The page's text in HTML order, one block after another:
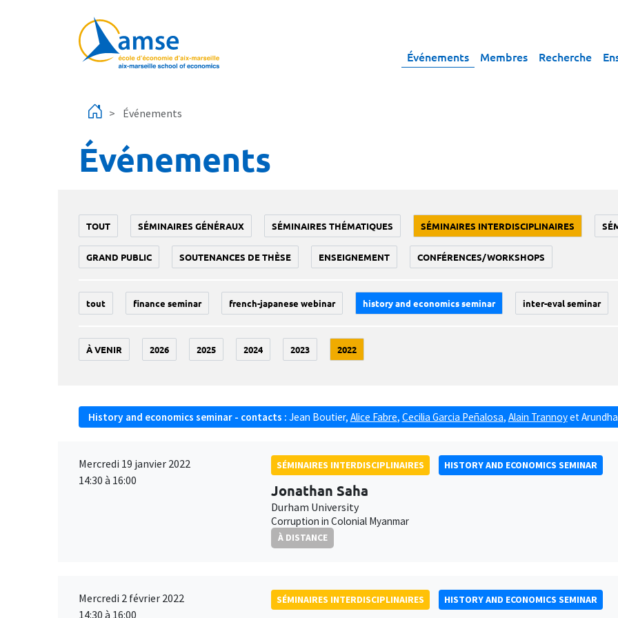
Événements Membres Recherche
Événements
Événements
TOUT SÉMINAIRES GÉNÉRAUX SÉMINAIRES THÉMATIQUES SÉMINAIRES INTERDISCIPLINAIRES
GRAND PUBLIC SOUTENANCES DE THÈSE ENSEIGNEMENT CONFÉRENCES/WORKSHOPS
tout finance seminar french-japanese webinar history and economics seminar inter-eval seminar
À VENIR 2026 2025 2024 2023 2022
History and economics seminar - contacts : Jean Boutier, Alice Fabre, Cecilia Garcia Peñalosa, Alain Trannoyet
Mercredi 19 janvier 2022
14:30 à 16:00
SÉMINAIRES INTERDISCIPLINAIRES HISTORY AND ECONOMICS SEMINAR
Jonathan Saha
Durham University
Corruption in Colonial Myanmar
À DISTANCE
Mercredi 2 février 2022
14:30 à 16:00
SÉMINAIRES INTERDISCIPLINAIRES HISTORY AND ECONOMICS SEMINAR